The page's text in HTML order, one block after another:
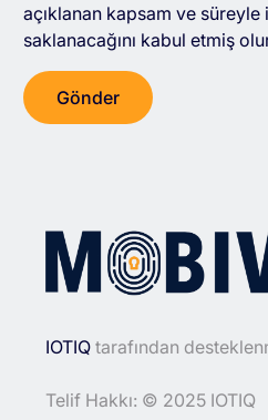
açıklanan kapsam ve
saklanacağını kabul etmiş
IOTIQtarafından
Telif Hakkı: © 2025 IOTIQ